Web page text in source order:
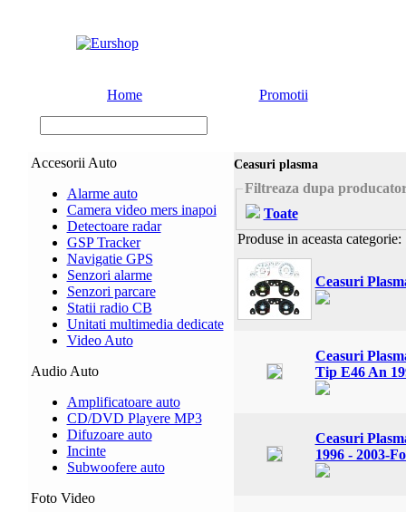
Home Promotii
Accesorii Auto
Alarme auto
Camera video mers inapoi
Detectoare radar
GSP Tracker
Navigatie GPS
Senzori alarme
Senzori parcare
Statii radio CB
Unitati multimedia dedicate
Video Auto
Audio Auto
Amplificatoare auto
CD/DVD Playere MP3
Difuzoare auto
Incinte
Subwoofere auto
Foto Video
Ceasuri plasma
Filtreaza dupa
Toate
Produse in aceasta categorie:
Ceasuri
Ceasuri
Tip E46 An
Ceasuri
1996 - 2003-